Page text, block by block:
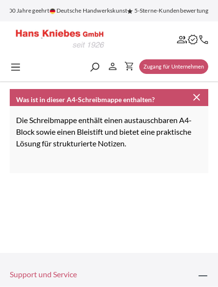
springen
100 Jahre geehrt Deutsche Handwerkskunst 5-Sterne-Kundenbewertung
Zugang für Unternehmen
Was ist in dieser A4-Schreibmappe enthalten?
Die Schreibmappe enthält einen austauschbaren A4-
Block sowie einen Bleistift und bietet eine praktische
Lösung für strukturierte Notizen.
Support und Service